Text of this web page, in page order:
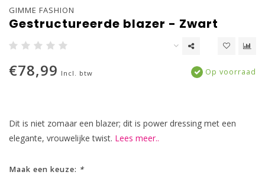
GIMME FASHION
Gestructureerde blazer - Zwart
€78,99 Incl. btw Op voorraad
Dit is niet zomaar een blazer; dit is power dressing met een
elegante, vrouwelijke twist. Lees meer..
Maak een keuze: *